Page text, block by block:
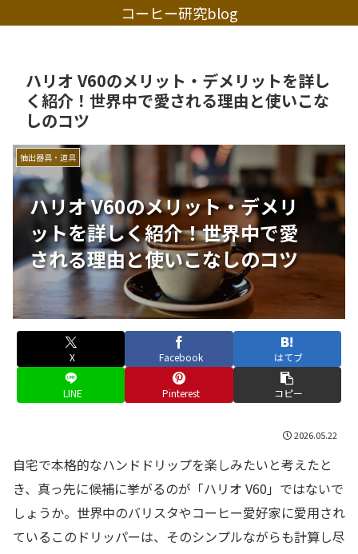
コーヒー研究blog
ハリオ V60のメリット・デメリットを詳し
く紹介！世界中で愛される理由と使いこな
しのコツ
ハリオ V60のメリット・デメリ
ットを詳しく紹介！世界中で愛
される理由と使いこなしのコツ
抽出器具・道具
X Facebook はてブ
LINE Pinterest コピー
2026.05.22
自宅で本格的なハンドドリップを楽しみたいと考えたと
き、真っ先に候補に挙がるのが「ハリオ V60」ではないで
しょうか。世界中のバリスタやコーヒー愛好家に愛用され
ているこのドリッパーは、そのシンプルながらも計算し尽